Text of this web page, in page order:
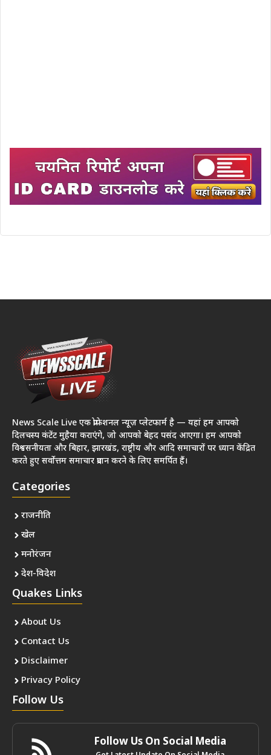
News Scale Live एक प्रोफेशनल न्यूज़ प्लेटफार्म है — यहां हम आपको
दिलचस्प कंटेंट मुहैया कराएंगे, जो आपको बेहद पसंद आएगा। हम आपको
विश्वसनीयता और बिहार, झारखंड, राष्ट्रीय और आदि समाचारों पर ध्यान केंद्रित
करते हुए सर्वोत्तम समाचार प्रदान करने के लिए समर्पित हैं।
Categories
राजनीति
खेल
मनोरंजन
देश-विदेश
Quakes Links
About Us
Contact Us
Disclaimer
Privacy Policy
Follow Us
Follow Us On Social Media